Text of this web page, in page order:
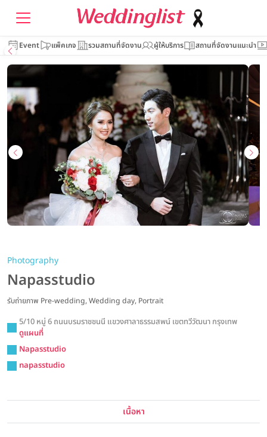
Event แพ็คเกจ รวมสถานที่จัดงาน ผู้ให้บริการ สถานที่จัดงานแนะนำ
Photography
Napasstudio
รับถ่ายภาพ Pre-wedding, Wedding day, Portrait
5/10 หมู่ 6 ถนนบรมราชชนนี แขวงศาลาธรรมสพน์ เขตทวีวัฒนา กรุงเทพ
ดูแผนที่
Napasstudio
napasstudio
เนื้อหา